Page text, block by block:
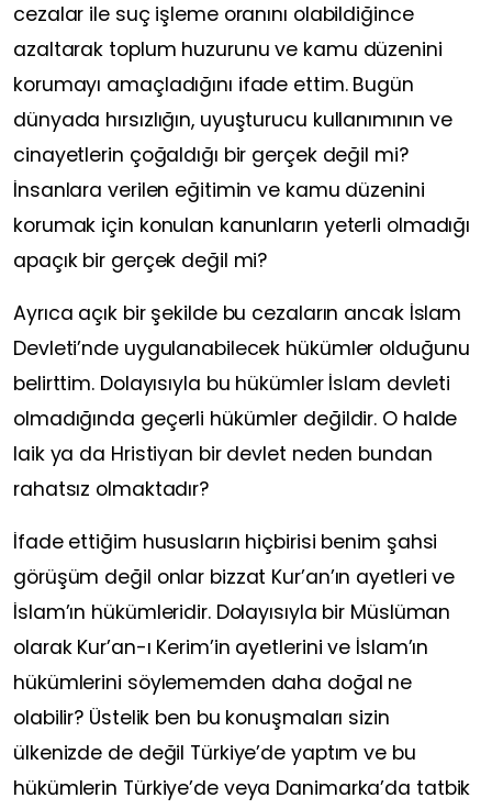
cezalar ile suç işleme oranını olabildiğince
azaltarak toplum huzurunu ve kamu düzenini
korumayı amaçladığını ifade ettim. Bugün
dünyada hırsızlığın, uyuşturucu kullanımının ve
cinayetlerin çoğaldığı bir gerçek değil mi?
İnsanlara verilen eğitimin ve kamu düzenini
korumak için konulan kanunların yeterli olmadığı
apaçık bir gerçek değil mi?
Ayrıca açık bir şekilde bu cezaların ancak İslam
Devleti’nde uygulanabilecek hükümler olduğunu
belirttim. Dolayısıyla bu hükümler İslam devleti
olmadığında geçerli hükümler değildir. O halde
laik ya da Hristiyan bir devlet neden bundan
rahatsız olmaktadır?
İfade ettiğim hususların hiçbirisi benim şahsi
görüşüm değil onlar bizzat Kur’an’ın ayetleri ve
İslam’ın hükümleridir. Dolayısıyla bir Müslüman
olarak Kur’an-ı Kerim’in ayetlerini ve İslam’ın
hükümlerini söylememden daha doğal ne
olabilir? Üstelik ben bu konuşmaları sizin
ülkenizde de değil Türkiye’de yaptım ve bu
hükümlerin Türkiye’de veya Danimarka’da tatbik